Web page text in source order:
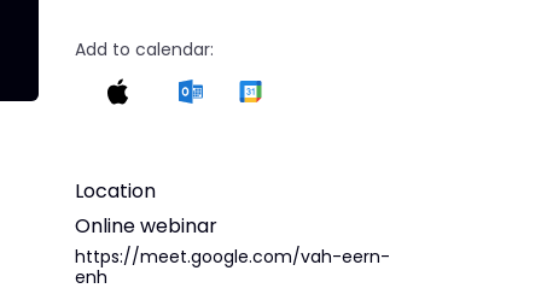
Add to calendar:
Location
Online webinar
https://meet.google.com/vah-eern-
enh